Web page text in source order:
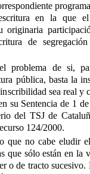
en la que el
originaria
de
problema de si,
pública, basta la
sea real y
su Sentencia de 1
del TSJ de
124/2000.
que no cabe eludir
que sólo están en la
o de tracto